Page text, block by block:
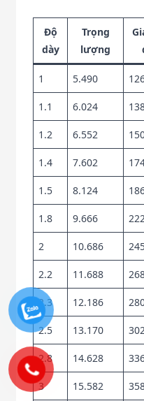
Độ
dày
Trọng
lượng
1 5.490
1.1 6.024
1.2 6.552
1.4 7.602
1.5 8.124
1.8 9.666
2 10.686
2.2 11.688
2.3 12.186
2.5 13.170
2.8 14.628
3 15.582